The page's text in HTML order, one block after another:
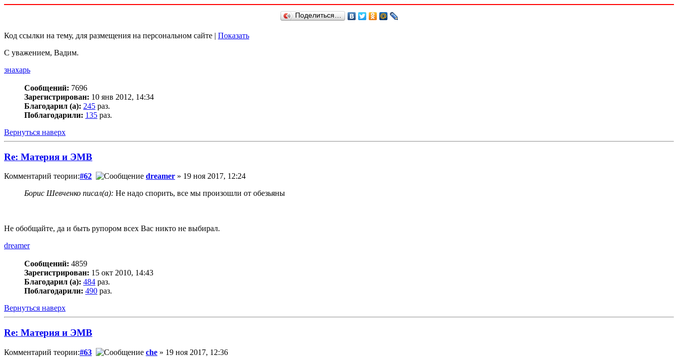
Поделиться…
Код ссылки на тему, для размещения на персональном сайте | Показать
С уважением, Вадим.
знахарь
Сообщений: 7696
Зарегистрирован: 10 янв 2012, 14:34
Благодарил (а): 245 раз.
Поблагодарили: 135 раз.
Вернуться наверх
Re: Материя и ЭМВ
Комментарий теории:#62 dreamer » 19 ноя 2017, 12:24
Борис Шевченко писал(а): Не надо спорить, все мы произошли от обезьяны
Не обобщайте, да и быть рупором всех Вас никто не выбирал.
dreamer
Сообщений: 4859
Зарегистрирован: 15 окт 2010, 14:43
Благодарил (а): 484 раз.
Поблагодарили: 490 раз.
Вернуться наверх
Re: Материя и ЭМВ
Комментарий теории:#63 che » 19 ноя 2017, 12:36